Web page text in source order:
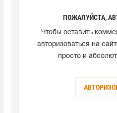
ПОЖАЛУЙСТА,
Чтобы оставить
авторизоваться на
просто и